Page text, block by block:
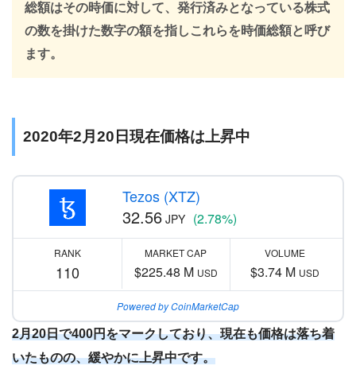
総額はその時価に対して、発行済みとなっている株式
の数を掛けた数字の額を指しこれらを時価総額と呼び
ます。
2020年2月20日現在価格は上昇中
Tezos (XTZ)
32.56 JPY (2.78%)
RANK
110
MARKET CAP
$225.48 M USD
VOLUME
$3.74 M USD
Powered by CoinMarketCap
2月20日で400円をマークしており、現在も価格は落ち着
いたものの、緩やかに上昇中です。